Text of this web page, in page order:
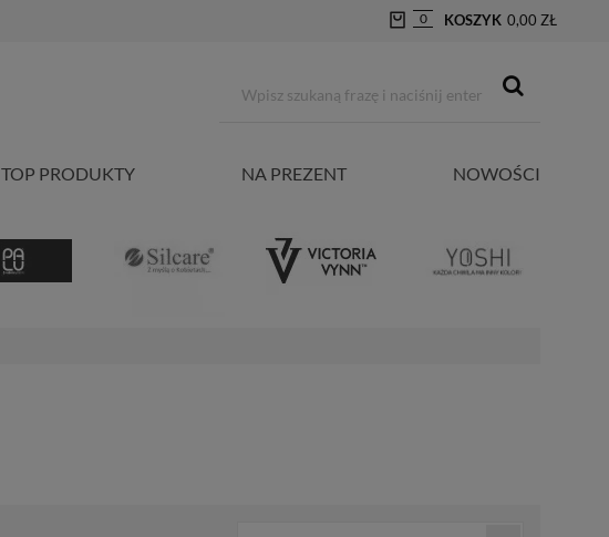
0 KOSZYK 0,00 ZŁ
TOP PRODUKTY NA PREZENT NOWOŚCI